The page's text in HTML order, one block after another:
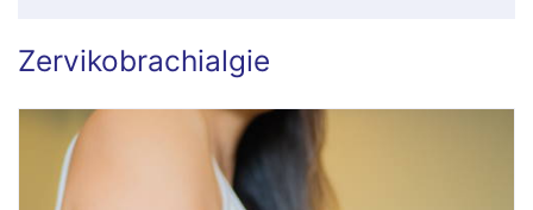
Zervikobrachialgie